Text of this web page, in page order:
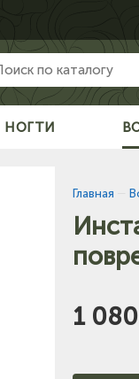
НОГТИ
Главная
1